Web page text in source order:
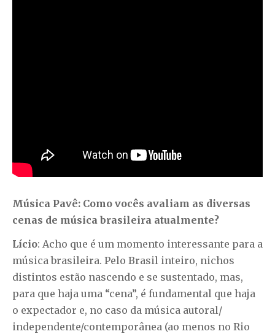
Música Pavê: Como vocês avaliam as diversas
cenas de música brasileira atualmente?
Lício: Acho que é um momento interessante para a
música brasileira. Pelo Brasil inteiro, nichos
distintos estão nascendo e se sustentado, mas,
para que haja uma “cena”, é fundamental que haja
o expectador e, no caso da música autoral/
independente/contemporânea (ao menos no Rio